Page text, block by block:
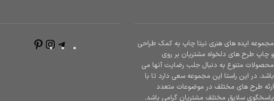
مجموعه ایده های هنری نیتا چاپ به کمک طراحی
و چاپ طرح های دلخواه مشتریان بر روی
محصولات متنوع به دنبال جلب رضایت آنها می
باشد. در این راستا این مجموعه سعی دارد تا با
ارئه طرح های مختلف در موضوعات متعدد
پاسخگوی سلایق مختلف مشتریان گرامی باشد.